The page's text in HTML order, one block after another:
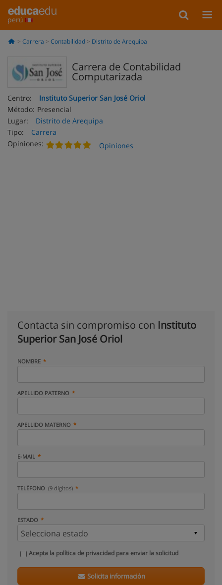
perú
Carrera Contabilidad Distrito de Arequipa
Carrera de Contabilidad
Computarizada
Centro:
Instituto Superior San José Oriol
Método: Presencial
Lugar:
Distrito de Arequipa
Tipo:
Carrera
Opiniones:
Opiniones
Contacta sin compromiso con Instituto
Superior San José Oriol
NOMBRE
APELLIDO PATERNO
APELLIDO MATERNO
E-MAIL
TELÉFONO (9 dígitos)
ESTADO
Acepta la política de privacidad para enviar la solicitud
Solicita información